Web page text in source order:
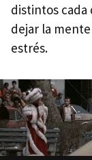
distintos cada
dejar la
estrés.